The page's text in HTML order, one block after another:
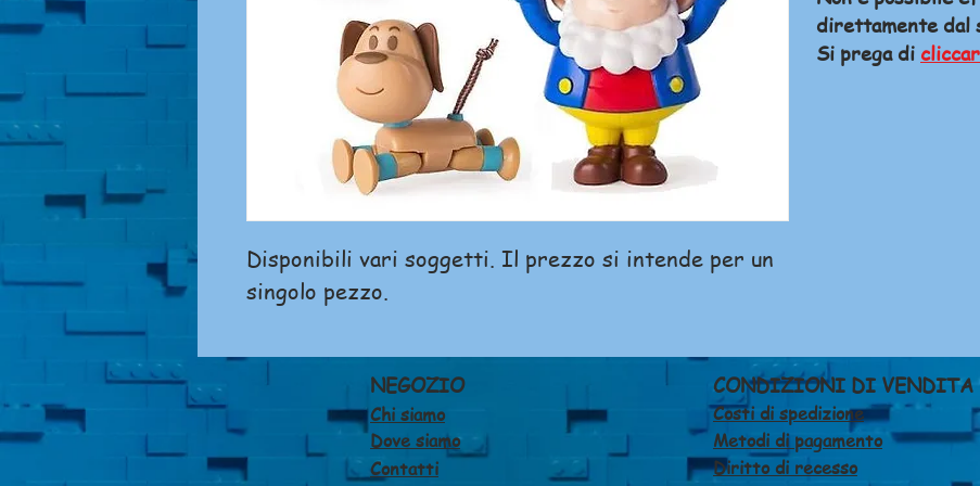
Disponibili vari soggetti. Il prezzo si intende per un
singolo pezzo.
direttamente dal
Si prega di
NEGOZIO
Chi siamo
Dove siamo
Contatti
CONDIZIONI DI VENDITA
Costi di spedizione
Metodi di pagamento
Diritto di recesso